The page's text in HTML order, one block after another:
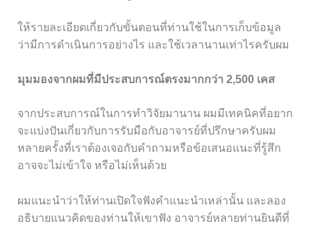
ให้รายละเอียดเกี่ยวกับขั้นตอนที่ท่านใช้ในการเก็บข้อมูล
ว่ามีการดำเนินการอย่างไร และใช้เวลานานเท่าไรครับผม
มุมมองจากผมที่มีประสบการณ์ตรงมากกว่า 2,500 เคส
จากประสบการณ์ในการทำวิจัยมานาน ผมมีเทคนิคที่อยาก
จะแบ่งปันเกี่ยวกับการรับมือกับอาจารย์ที่ปรึกษาครับผม
หลายครั้งที่เราต้องเจอกับคำถามหรือข้อเสนอแนะที่รู้สึก
อาจจะไม่เข้าใจ หรือไม่เห็นด้วย
ผมแนะนำว่าให้ท่านเปิดใจฟังคำแนะนำเหล่านั้น และลอง
อธิบายแนวคิดของท่านให้เขาฟัง อาจารย์หลายท่านยินดีที่